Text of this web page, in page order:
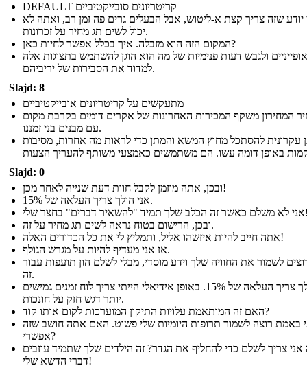
DEFAULT קריטריונים סובייקטיביים
יודע שזה צריך קצת א-ליטוש, אבל הבעלים גרים פה זמן רב, ואתה לא
יכול לשים תג מחיר על זכרונות.
המקום הזה הוא מזבלה. איך בכלל אפשר לחיות כאן?
אופייניים ולגבש דעות פנימיות של מה הוא הוגן להשתמש בתצוגות אלה
למדוד את הסבירות של יריביהם.
Slajd: 8
מתעקשים על קריטריונים אובייקטיביים
המחירון משקף המכירות האחרונות של אקרים דומים בקרבת מקום
עם מבנים בני זמננו.
עקרונית להסתכל מחוץ המשא והמתן כדי לראות מה אחרות, מסיבות
Slajd: 0
ובכן, אתה מוזמן לקבל חוות דעת שנייה לאחר מכן!
אני הולך צריך העלאה של 15%.
דברים" בחצר שלי!
ובכן, הרישום בטוח נראה לשים תג מחיר על זה.
אתה חייב להיות איזשהו אליל, ותמליץ לי את כל הכדורים האלה!
אז אני מעדיף להיות על מגרש הגולף.
לשמור את החוויה שלך וידע מוסדי, מבלי לשלם הון תועפות עבור
זה.
אני הולך צריך העלאה של 15%. באופן אידיאלי הייתי צריך לוח זמנים גמישים
יותר דגש חזק על חונכות.
האם זה המותאמת עלויות התיקון המוערכות לקום אותו קוד?
באמת רוצה לשמור תרופות היומיות שלי פשוט. האם אתה חושב שזה
אפשרי?
אני צריך לשלם כדי להחליף את הגדר? זה הילדים שלך שתמיד עוזבים
דברי הדשא שלי!